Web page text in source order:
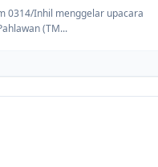
0314/Inhil menggelar upacara
(TM...